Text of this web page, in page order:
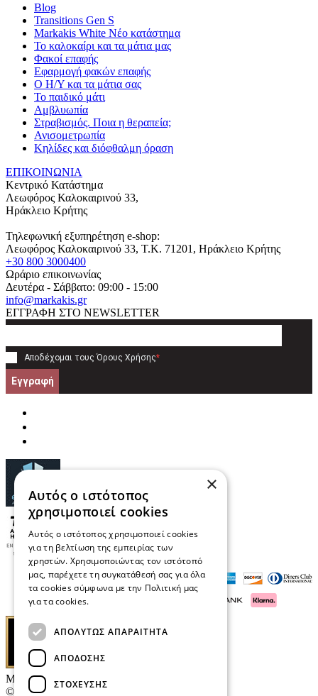
Blog
Transitions Gen S
Markakis White Νέο κατάστημα
Το καλοκαίρι και τα μάτια μας
Φακοί επαφής
Εφαρμογή φακών επαφής
Ο Η/Υ και τα μάτια σας
Το παιδικό μάτι
Αμβλυωπία
Στραβισμός. Ποια η θεραπεία;
Ανισομετρωπία
Κηλίδες και διόφθαλμη όραση
ΕΠΙΚΟΙΝΩΝΙΑ
Κεντρικό Κατάστημα
Λεωφόρος Καλοκαιρινού 33,
Ηράκλειο Κρήτης
Τηλεφωνική εξυπηρέτηση e-shop:
Λεωφόρος Καλοκαιρινού 33, T.K. 71201 , Ηράκλειο Κρήτης
+30 800 3000400
Ωράριο επικοινωνίας
Δευτέρα - Σάββατο: 09:00 - 15:00
info@markakis.gr
ΕΓΓΡΑΦΗ ΣΤΟ NEWSLETTER
Αποδέχομαι τους Όρους Χρήσης*
Εγγραφή
Μαρκάκης Οπτικά
© 2026
×
Αυτός ο ιστότοπος
χρησιμοποιεί cookies
Αυτός ο ιστότοπος χρησιμοποιεί cookies
για τη βελτίωση της εμπειρίας των
χρηστών. Χρησιμοποιώντας τον ιστότοπό
μας, παρέχετε τη συγκατάθεσή σας για όλα
τα cookies σύμφωνα με την Πολιτική μας
για τα cookies.
ΑΠΟΛΎΤΩΣ ΑΠΑΡΑΊΤΗΤΑ
ΑΠΌΔΟΣΗΣ
ΣΤΌΧΕΥΣΗΣ